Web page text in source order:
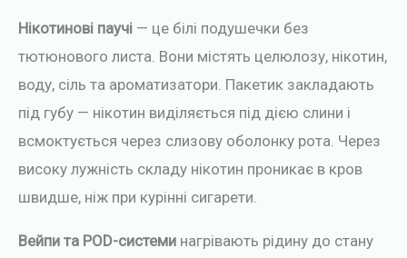
Нікотинові паучі — це білі подушечки без
тютюнового листа. Вони містять целюлозу, нікотин,
воду, сіль та ароматизатори. Пакетик закладають
під губу — нікотин виділяється під дією слини і
всмоктується через слизову оболонку рота. Через
високу лужність складу нікотин проникає в кров
швидше, ніж при курінні сигарети.
Вейпи та POD-системи нагрівають рідину до стану